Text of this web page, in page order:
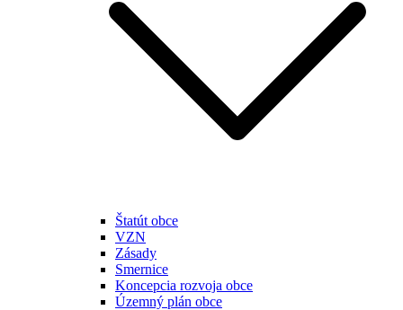
Štatút obce
VZN
Zásady
Smernice
Koncepcia rozvoja obce
Územný plán obce